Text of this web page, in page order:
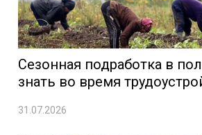
Сезонная подработка в
знать во время
31.07.2026